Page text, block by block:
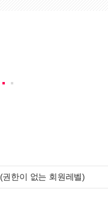
(권한이 없는 회원레벨)